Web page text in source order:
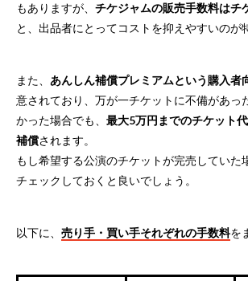
もありますが、 チケジャムの販売手数料はチ
と、出品者にとってコストを抑えやすいのが
また、 あんしん補償プレミアムという購入者
意されており、万が一チケットに不備があっ
かった場合でも、 最大5万円までのチケット
補償されます。
もし希望する公演のチケットが完売していた
チェックしておくと良いでしょう。
以下に、 売り手・買い手それぞれの手数料を